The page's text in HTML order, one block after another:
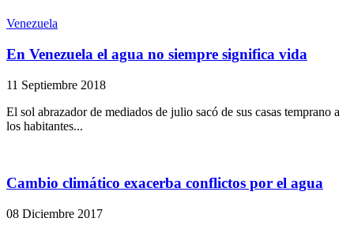
Venezuela
En Venezuela el agua no siempre significa vida
11 Septiembre 2018
El sol abrazador de mediados de julio sacó de sus casas temprano a
los habitantes...
Cambio climático exacerba conflictos por el agua
08 Diciembre 2017